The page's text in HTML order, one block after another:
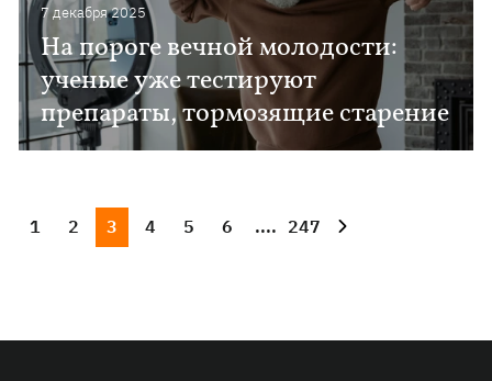
7 декабря 2025
На пороге вечной молодости:
ученые уже тестируют
препараты, тормозящие старение
1 2 3 4 5 6 .... 247